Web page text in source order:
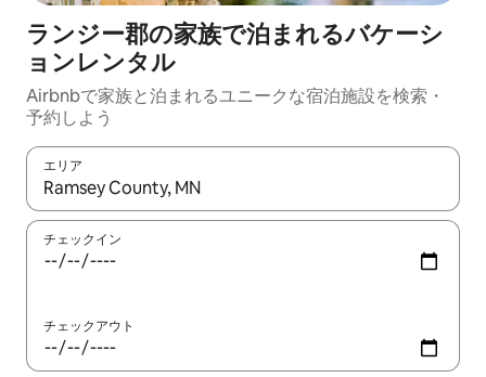
ランジー郡の家族で泊まれるバケーシ
ョンレンタル
Airbnbで家族と泊まれるユニークな宿泊施設を検索・
予約しよう
エリア
検索結果が表示されたら、上下の矢印キーを使って移動するか
チェックイン
チェックアウト